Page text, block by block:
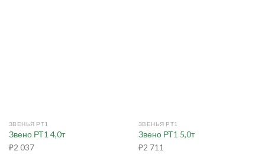
ЗВЕНЬЯ РТ1
Звено РТ1 4,0т
₽2 037
ЗВЕНЬЯ РТ1
Звено РТ1 5,0т
₽2 711